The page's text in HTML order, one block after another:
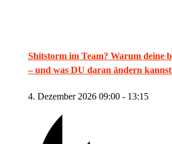
Shitstorm im Team? Warum deine
– und was DU daran ändern
4. Dezember 2026 09:00 - 13:15